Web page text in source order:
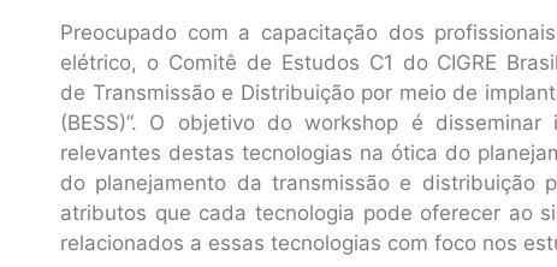
Preocupado com a capacitação dos
elétrico, o Comitê de Estudos C1 do CIGRE
de Transmissão e Distribuição por meio de
(BESS)”. O objetivo do workshop é
relevantes destas tecnologias na ótica do
do planejamento da transmissão e distribuição
atributos que cada tecnologia pode oferecer ao
relacionados a essas tecnologias com foco nos